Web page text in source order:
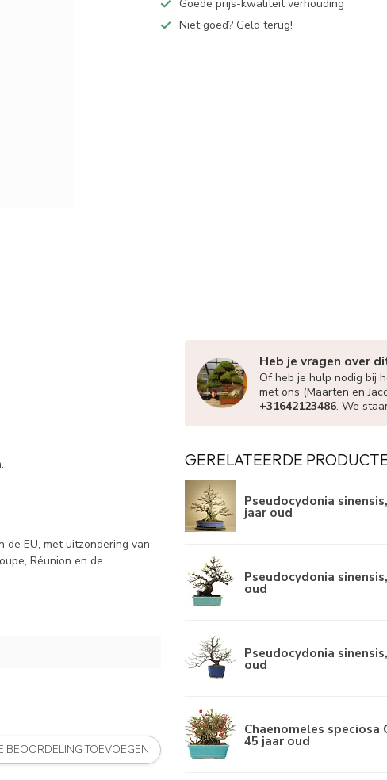
Goede prijs-kwaliteit verhouding
Niet goed? Geld terug!
EU, met uitzondering van
Réunion en de
BEOORDELING TOEVOEGEN
Heb je vragen over
Of heb je hulp nodig bij
met ons (Maarten en
+31642123486. We
GERELATEERDE
Pseudocydonia
jaar oud
Pseudocydonia
oud
Pseudocydonia
oud
Chaenomeles speciosa
45 jaar oud